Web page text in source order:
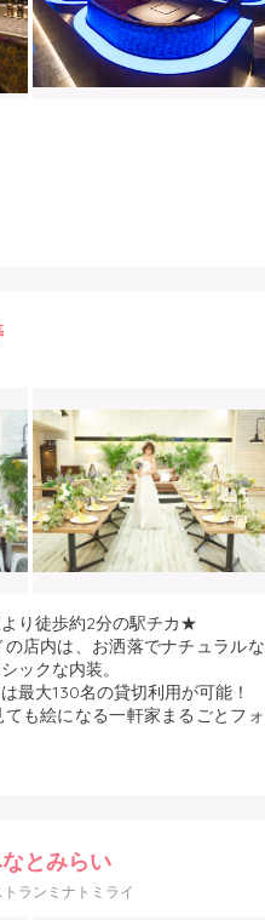
り徒歩約2分の駅チカ★
店内は、お洒落でナチュラルな
ックな内装。
最大130名の貸切利用が可能！
も絵になる一軒家まるごとフォ
とみらい
ランミナトミライ